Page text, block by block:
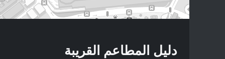
دليل المطاعم القريبة